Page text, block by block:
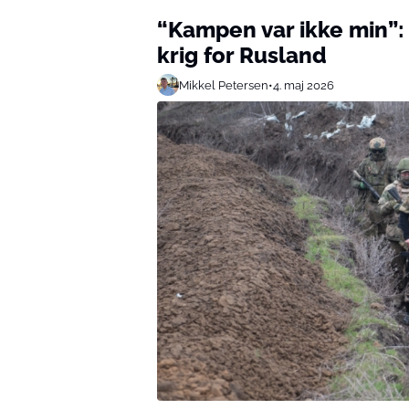
“Kampen var ikke
krig for Rusland
Mikkel Petersen•4. maj 2026